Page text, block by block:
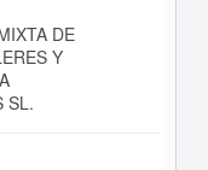
DE
Y
SL.